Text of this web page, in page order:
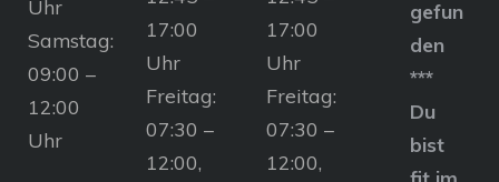
Uhr
Samstag:
09:00 –
12:00
Uhr
17:00
Uhr
Freitag:
07:30 –
12:00,
17:00
Uhr
Freitag:
07:30 –
12:00,
gefun
den
***
Du
bist